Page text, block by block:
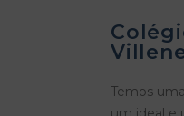
Temos